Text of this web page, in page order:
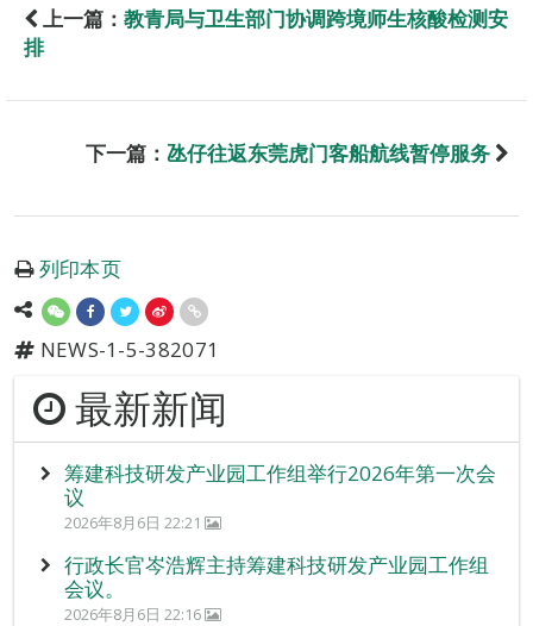
上一篇： 教青局与卫生部门协调跨境师生核酸检测安
排
下一篇： 氹仔往返东莞虎门客船航线暂停服务
列印本页
NEWS-1-5-382071
最新新闻
筹建科技研发产业园工作组举行2026年第一次会
议
2026年8月6日 22:21
行政长官岑浩辉主持筹建科技研发产业园工作组
会议。
2026年8月6日 22:16